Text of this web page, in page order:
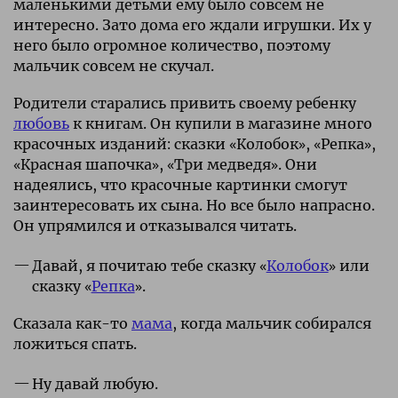
маленькими детьми ему было совсем не
интересно. Зато дома его ждали игрушки. Их у
него было огромное количество, поэтому
мальчик совсем не скучал.
Родители старались привить своему ребенку
любовь к книгам. Он купили в магазине много
красочных изданий: сказки «Колобок», «Репка»,
«Красная шапочка», «Три медведя». Они
надеялись, что красочные картинки смогут
заинтересовать их сына. Но все было напрасно.
Он упрямился и отказывался читать.
Давай, я почитаю тебе сказку «Колобок» или
сказку «Репка».
Сказала как-то мама, когда мальчик собирался
ложиться спать.
Ну давай любую.